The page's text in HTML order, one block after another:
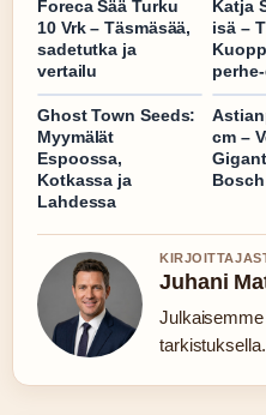
Foreca Sää Turku
10 Vrk – Täsmäsää,
sadetutka ja
vertailu
Katja
isä –
Ghost Town Seeds:
Myymälät
Espoossa,
Kotkassa ja
Lahdessa
cm –
Juhani
Julkaisemme
tarkistuksella.